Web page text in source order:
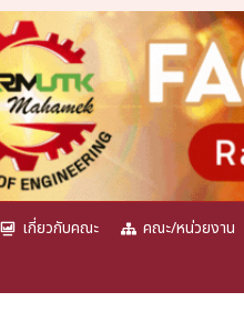
เกี่ยวกับคณะ คณะ/หน่วยงาน